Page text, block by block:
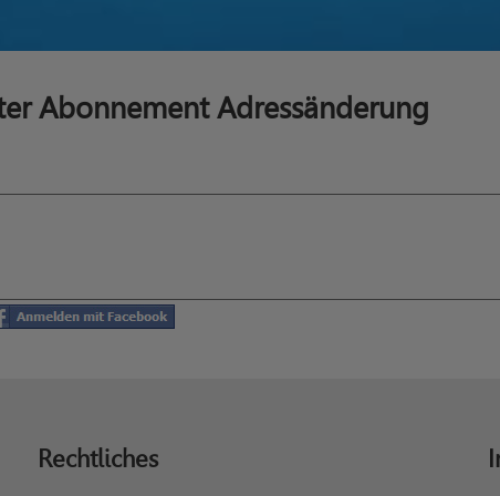
Abonnement Adressänderung
Rechtliches